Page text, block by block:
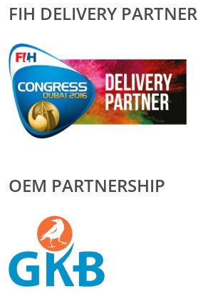
FIH DELIVERY PARTNER
OEM PARTNERSHIP